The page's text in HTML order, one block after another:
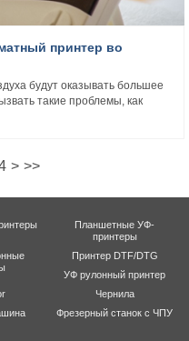
принтер во
будут оказывать большее
такие проблемы, как
> >>
Планшетные УФ-
принтеры
Принтер DTF/DTG
УФ рулонный принтер
Чернила
Фрезерный станок с ЧПУ